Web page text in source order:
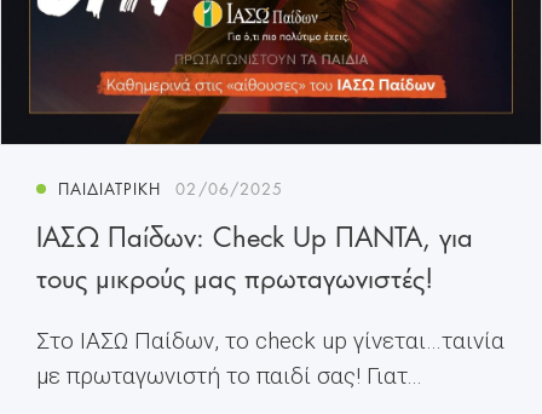
ΠΑΙΔΙΑΤΡΙΚΉ 02/06/2025
ΙΑΣΩ Παίδων: Check Up ΠΑΝΤΑ, για
τους μικρούς μας πρωταγωνιστές!
Στο ΙΑΣΩ Παίδων, το check up γίνεται…ταινία
με πρωταγωνιστή το παιδί σας! Γιατ...